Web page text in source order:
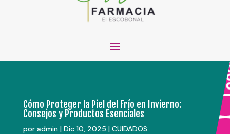
Cómo Proteger la Piel del Frío en Invierno:
Consejos y Productos Esenciales
por admin| Dic 10, 2025 | CUIDADOS